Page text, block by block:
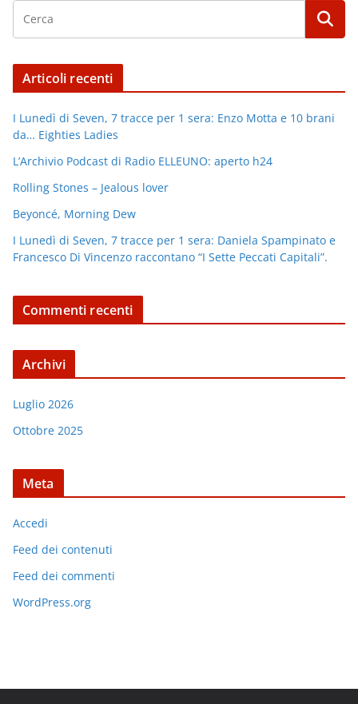
Articoli recenti
I Lunedì di Seven, 7 tracce per 1 sera: Enzo Motta e 10 brani
da… Eighties Ladies
L’Archivio Podcast di Radio ELLEUNO: aperto h24
Rolling Stones – Jealous lover
Beyoncé, Morning Dew
I Lunedì di Seven, 7 tracce per 1 sera: Daniela Spampinato e
Francesco Di Vincenzo raccontano “I Sette Peccati Capitali”.
Commenti recenti
Archivi
Luglio 2026
Ottobre 2025
Meta
Accedi
Feed dei contenuti
Feed dei commenti
WordPress.org